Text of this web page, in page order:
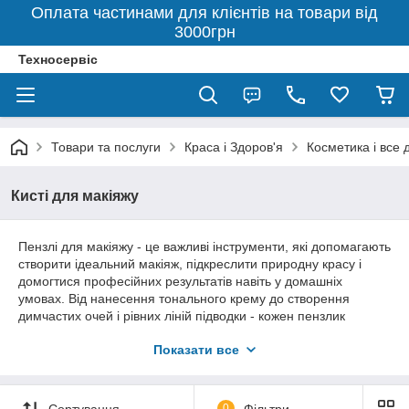
Оплата частинами для клієнтів на товари від
3000грн
Техносервіс
Товари та послуги Краса і Здоров'я Косметика і все
Кисті для макіяжу
Пензлі для макіяжу - це важливі інструменти, які допомагають
створити ідеальний макіяж, підкреслити природну красу і
домогтися професійних результатів навіть у домашніх
умовах. Від нанесення тонального крему до створення
димчастих очей і рівних ліній підводки - кожен пензлик
від того, чи є ви професійним візажистом або просто любите
допоможуть вам досягти бажаного ефекту. У цій статті ми
розглянемо основні переваги пензлів для макіяжу, їхні види,
Показати все